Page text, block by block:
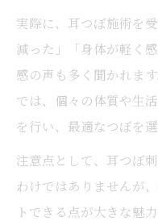
実際に、耳つぼ施術を
減った」「身体が軽く
感の声も多く聞かれま
では、個々の体質や生
を行い、最適なつぼを
注意点として、耳つぼ
わけではありませんが
トできる点が大きな魅